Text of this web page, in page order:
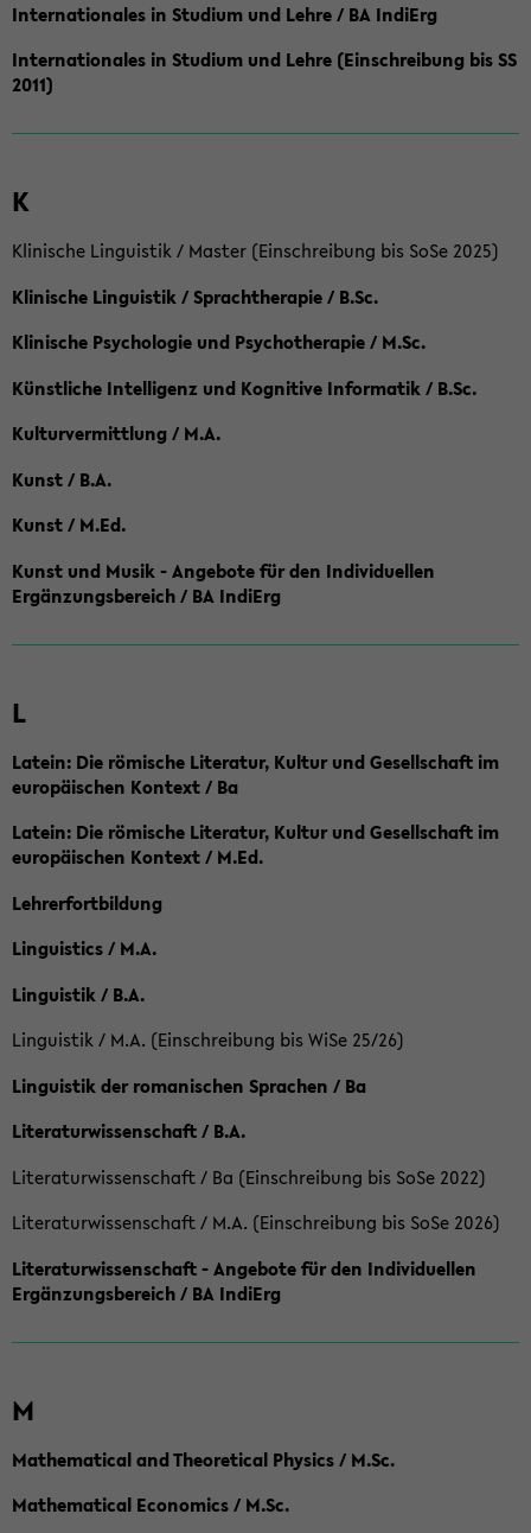
Internationales in Studium und Lehre / BA IndiErg
Internationales in Studium und Lehre (Einschreibung bis SS
2011)
K
Klinische Linguistik / Master (Einschreibung bis SoSe 2025)
Klinische Linguistik / Sprachtherapie / B.Sc.
Klinische Psychologie und Psychotherapie / M.Sc.
Künstliche Intelligenz und Kognitive Informatik / B.Sc.
Kulturvermittlung / M.A.
Kunst / B.A.
Kunst / M.Ed.
Kunst und Musik - Angebote für den Individuellen
Ergänzungsbereich / BA IndiErg
L
Latein: Die römische Literatur, Kultur und Gesellschaft im
europäischen Kontext / Ba
Latein: Die römische Literatur, Kultur und Gesellschaft im
europäischen Kontext / M.Ed.
Lehrerfortbildung
Linguistics / M.A.
Linguistik / B.A.
Linguistik / M.A. (Einschreibung bis WiSe 25/26)
Linguistik der romanischen Sprachen / Ba
Literaturwissenschaft / B.A.
Literaturwissenschaft / Ba (Einschreibung bis SoSe 2022)
Literaturwissenschaft / M.A. (Einschreibung bis SoSe 2026)
Literaturwissenschaft - Angebote für den Individuellen
Ergänzungsbereich / BA IndiErg
M
Mathematical and Theoretical Physics / M.Sc.
Mathematical Economics / M.Sc.